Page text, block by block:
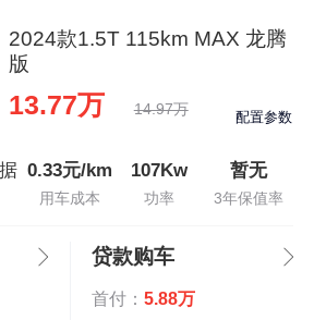
2024款1.5T 115km MAX 龙腾
版
13.77万 14.97万 配置参数
0.33元/km
用车成本
107Kw
功率
暂无
3年保值率
贷款购车
首付： 5.88万